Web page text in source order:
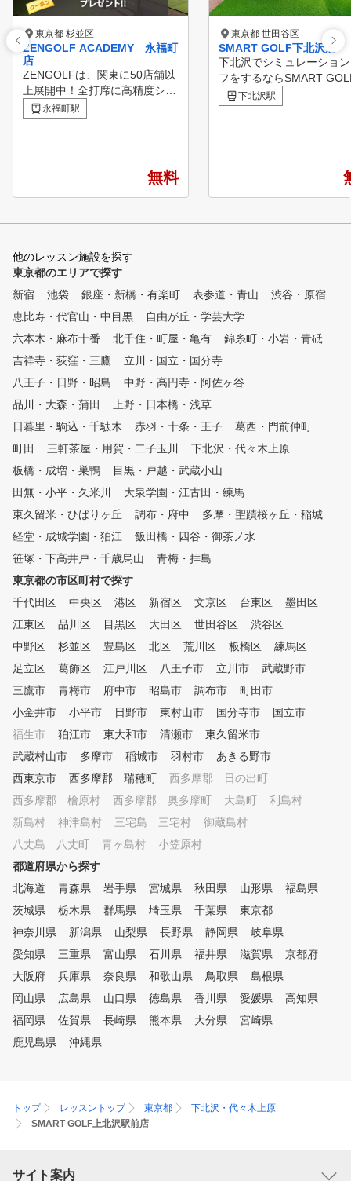
東京都 杉並区
ZENGOLF ACADEMY 永福町
店
ZENGOLFは、関東に50店舗以
上展開中！全打席に高精度シミ
ュレーターを完備したレッスン
受け放題・レンジ使い放題の定
フレッスンが、毎日いつでも何
度でも受けられて、短期間での
スコアアップを目指すことがで
ます。 特徴①利用タイミング
に沿った長い営業時間 朝活、
夜活、お客様のご都合に合わせ
て お好きな時間に練習できま
す。 定休日も無いので、レッ
スン受け放題、練習し放題の
メリットが最大限活かせます。
臨時定休する場合がございます
。 特徴②経験豊かなプロによ
るレッスン シミュレーターに
より「見える化」されたデータ
をもとに、外部資格を有する専
属プロがレッスンをおこないま
、シミュレーターの映像や数値
データを確認しながら、会員様
にわかりやすくレッスンします
。 特徴③レッスン受け放題、
レンジ使い放題のサブスクモデ
ル 会員様一人一人のレッスン
前回の復習や今後の課題など、
継続してレッスンを受けていた
だけます。 特徴④ゴルフ初心
者から上級者まで楽しめる練習
モード 繰り返しショット練習
をしながら、 ご自身のスイン
置しています。 その時練習し
たいポイントを、飽きずに練習
していただけます。
永福町駅
無料
東京都 世田谷区
SMART GOLF下北沢店
下北沢でシミュレーショ
フをするならSMART
下北沢店は２ルームの個
で集中してゴルフ練習を
プをしていただける環境
下北沢駅
他のレッスン施設を探す
東京都のエリアで探す
新宿
池袋 銀座・新橋・有楽町 表参道・青山
渋谷・原宿
恵比寿・代官山・中目黒
自由が丘・学芸大学
六本木・麻布十番
北千住・町屋・亀有
錦糸町・小岩・青砥
吉祥寺・荻窪・三鷹
立川・国立・国分寺
八王子・日野・昭島
中野・高円寺・阿佐ヶ谷
品川・大森・蒲田
上野・日本橋・浅草
日暮里・駒込・千駄木
赤羽・十条・王子
葛西・門前仲町
町田
三軒茶屋・用賀・二子玉川
下北沢・代々木上原
板橋・成増・巣鴨
目黒・戸越・武蔵小山
田無・小平・久米川
大泉学園・江古田・練馬
東久留米・ひばりヶ丘
調布・府中
多摩・聖蹟桜ヶ丘・稲城
経堂・成城学園・狛江
飯田橋・四谷・御茶ノ水
笹塚・下高井戸・千歳烏山
青梅・拝島
東京都の市区町村で探す
千代田区
中央区 港区 新宿区 文京区 台東区
墨田区
江東区
品川区 目黒区 大田区 世田谷区
渋谷区
中野区
杉並区 豊島区 北区 荒川区 板橋区
練馬区
足立区
葛飾区 江戸川区 八王子市 立川市
武蔵野市
三鷹市
青梅市 府中市 昭島市 調布市
町田市
小金井市
小平市 日野市 東村山市 国分寺市
国立市
福生市
狛江市 東大和市 清瀬市
東久留米市
武蔵村山市
多摩市 稲城市 羽村市
あきる野市
西東京市
西多摩郡 瑞穂町
西多摩郡 日の出町
西多摩郡 檜原村
西多摩郡 奥多摩町 大島町
利島村
新島村
神津島村 三宅島 三宅村
御蔵島村
八丈島 八丈町
青ヶ島村
小笠原村
都道府県から探す
北海道
青森県 岩手県 宮城県 秋田県 山形県
福島県
茨城県
栃木県 群馬県 埼玉県 千葉県
東京都
神奈川県
新潟県 山梨県 長野県 静岡県
岐阜県
愛知県
三重県 富山県 石川県 福井県 滋賀県
京都府
大阪府
兵庫県 奈良県 和歌山県 鳥取県
島根県
岡山県
広島県 山口県 徳島県 香川県 愛媛県
高知県
福岡県
佐賀県 長崎県 熊本県 大分県
宮崎県
鹿児島県
沖縄県
トップ レッスントップ 東京都
下北沢・代々木上原
SMART GOLF上北沢駅前店
サイト案内